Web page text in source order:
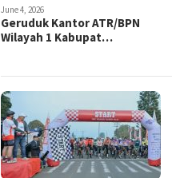
June 4, 2026
Geruduk Kantor ATR/BPN
Wilayah 1 Kabupat…